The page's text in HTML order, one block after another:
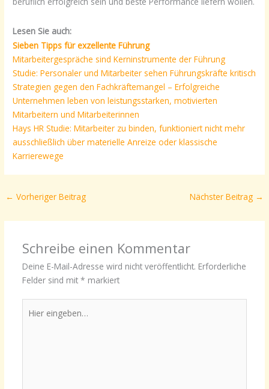
Lesen Sie auch:
Sieben Tipps für exzellente Führung
Mitarbeitergespräche sind Kerninstrumente der Führung
Studie: Personaler und Mitarbeiter sehen Führungskräfte kritisch
Strategien gegen den Fachkräftemangel – Erfolgreiche
Unternehmen leben von leistungsstarken, motivierten
Mitarbeitern und Mitarbeiterinnen
Hays HR Studie: Mitarbeiter zu binden, funktioniert nicht mehr
ausschließlich über materielle Anreize oder klassische
Karrierewege
← Vorheriger Beitrag Nächster Beitrag →
Schreibe einen Kommentar
Deine E-Mail-Adresse wird nicht veröffentlicht. Erforderliche
Felder sind mit * markiert
eingeben…